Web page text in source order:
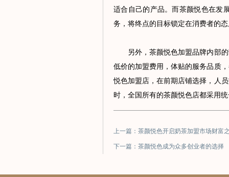
适合自己的产品。而茶颜悦色在发
务，将终点的目标锁定在消费者的
另外，茶颜悦色加盟品牌内部的
低价的加盟费用，体贴的服务品质
悦色加盟店，在前期店铺选择，人
时，全国所有的茶颜悦色店都采用
上一篇：茶颜悦色开启奶茶加盟市场财富
下一篇：茶颜悦色成为众多创业者的选择